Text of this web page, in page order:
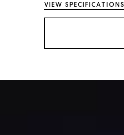
VIEW SPECIFICATIONS